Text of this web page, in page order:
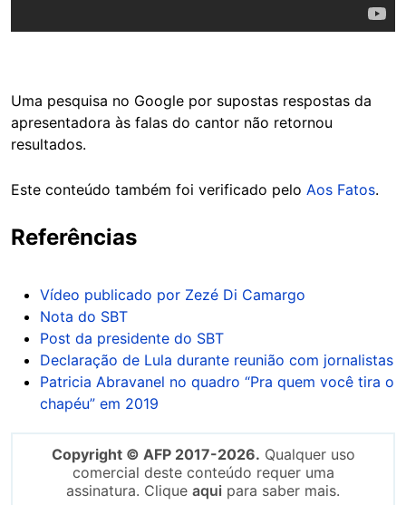
Uma pesquisa no Google por supostas respostas da
apresentadora às falas do cantor não retornou
resultados.
Este conteúdo também foi verificado pelo Aos Fatos.
Referências
Vídeo publicado por Zezé Di Camargo
Nota do SBT
Post da presidente do SBT
Declaração de Lula durante reunião com jornalistas
Patricia Abravanel no quadro “Pra quem você tira o
chapéu” em 2019
Copyright © AFP 2017-2026. Qualquer uso
comercial deste conteúdo requer uma
assinatura. Clique aqui para saber mais.